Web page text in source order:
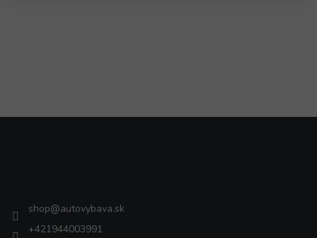
shop@autovybava.sk
+421944003991